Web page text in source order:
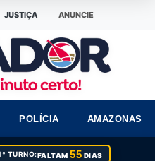
JUSTIÇA ANUNCIE
POLÍCIA AMAZONAS
TURNO:FALTAM55 DIAS